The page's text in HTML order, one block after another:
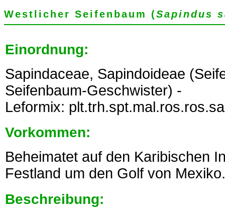
Westlicher Seifenbaum (Sapindus
Einordnung:
Sapindaceae, Sapindoideae
Seifenbaum-Geschwister) -
Leformix:
Vorkommen:
Beheimatet auf den Karibischen
Festland um den Golf von Mexiko.
Beschreibung: